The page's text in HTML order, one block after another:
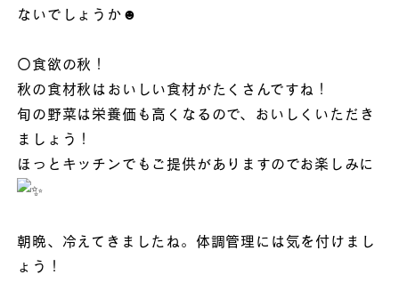
ないでしょうか☻
〇食欲の秋！
秋の食材秋はおいしい食材がたくさんですね！
旬の野菜は栄養価も高くなるので、おいしくいただき
ましょう！
ほっとキッチンでもご提供がありますのでお楽しみに
朝晩、冷えてきましたね。体調管理には気を付けまし
ょう！